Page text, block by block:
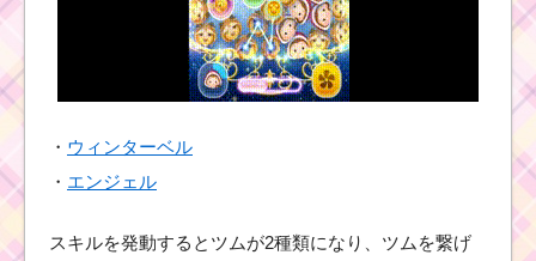
ピクサーの仲間
のツムで1プレイ
で800コインを稼
ぐミッションを
攻略するツム
ンを攻略するツム
・ ウィンターベル
・ エンジェル
スキルを発動するとツムが2種類になり、ツムを繋げ